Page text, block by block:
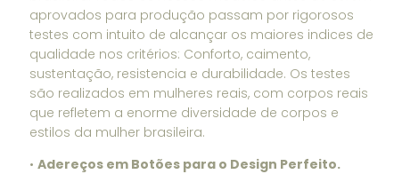
aprovados para produção passam por rigorosos
testes com intuito de alcançar os maiores indices de
qualidade nos critérios: Conforto, caimento,
sustentação, resistencia e durabilidade. Os testes
são realizados em mulheres reais, com corpos reais
que refletem a enorme diversidade de corpos e
estilos da mulher brasileira.
• Adereços em Botões para o Design Perfeito.